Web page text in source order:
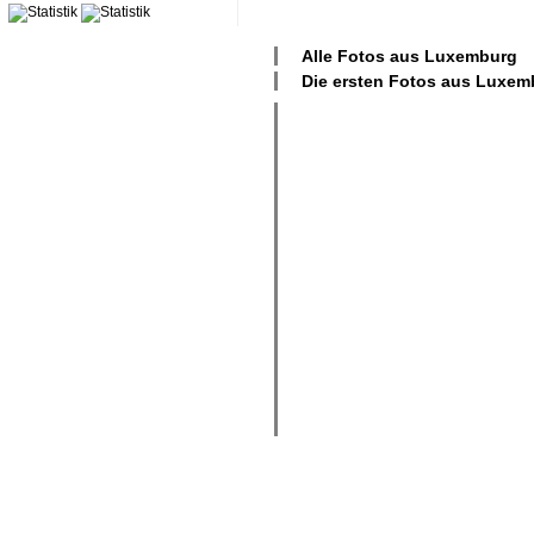
Alle Fotos aus Luxemburg
Die ersten Fotos aus